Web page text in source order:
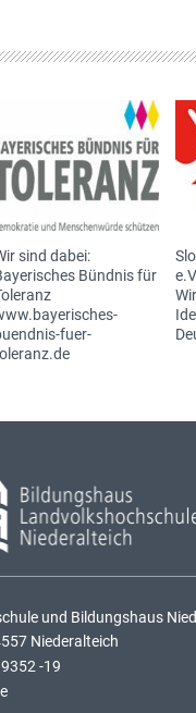
sind dabei:
Bündnis für
fuer-
und Bildungshaus
Niederalteich
-19